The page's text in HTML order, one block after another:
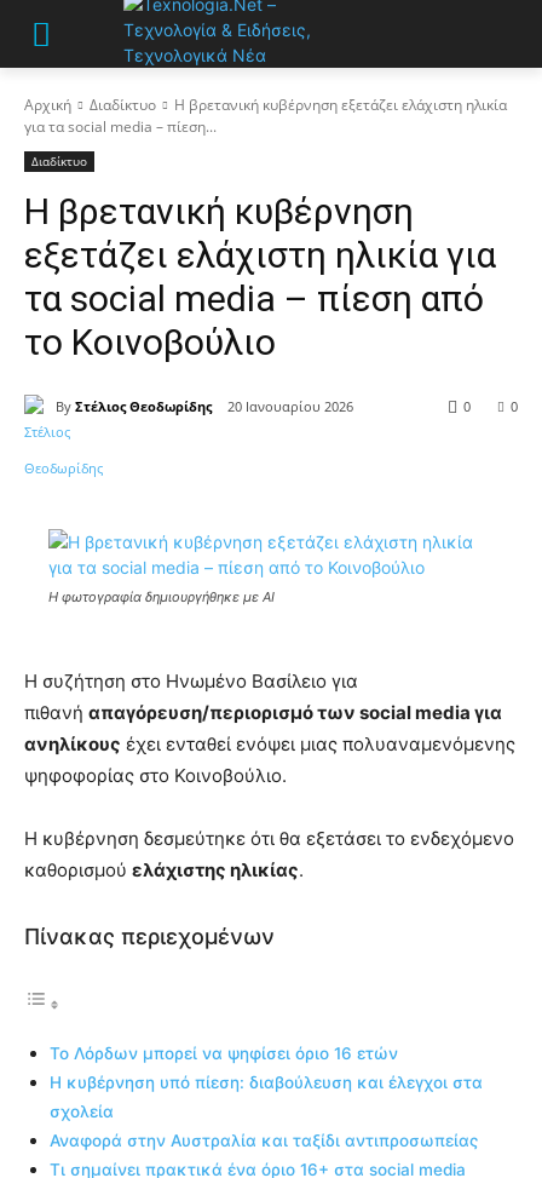
Αρχική Διαδίκτυο
Η βρετανική κυβέρνηση εξετάζει ελάχιστη ηλικία
για τα social media – πίεση...
Διαδίκτυο
Η βρετανική κυβέρνηση
εξετάζει ελάχιστη ηλικία για
τα social media – πίεση από
το Κοινοβούλιο
By Στέλιος Θεοδωρίδης 20 Ιανουαρίου 2026 0
0
Η φωτογραφία δημιουργήθηκε με AI
Η συζήτηση στο Ηνωμένο Βασίλειο για
πιθανή απαγόρευση/περιορισμό των social media για
ανηλίκους έχει ενταθεί ενόψει μιας πολυαναμενόμενης
ψηφοφορίας στο Κοινοβούλιο.
Η κυβέρνηση δεσμεύτηκε ότι θα εξετάσει το ενδεχόμενο
καθορισμού ελάχιστης ηλικίας.
Πίνακας περιεχομένων
Το Λόρδων μπορεί να ψηφίσει όριο 16 ετών
Η κυβέρνηση υπό πίεση: διαβούλευση και έλεγχοι στα
σχολεία
Αναφορά στην Αυστραλία και ταξίδι αντιπροσωπείας
Τι σημαίνει πρακτικά ένα όριο 16+ στα social media